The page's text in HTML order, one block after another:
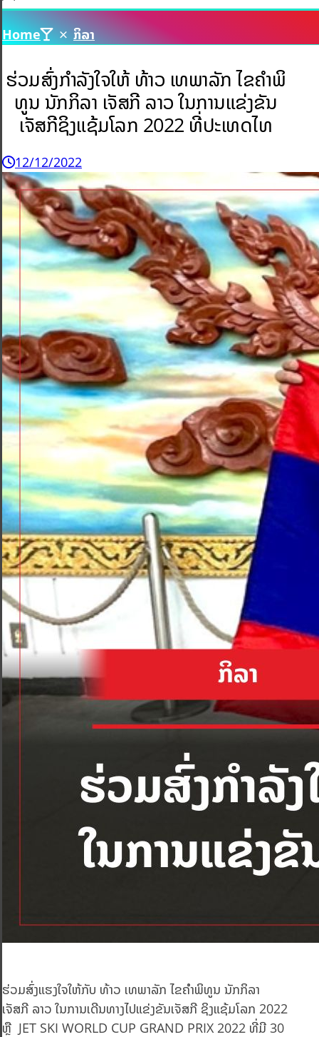
Home ກິລາ
ຮ່ວມສົ່ງກຳລັງໃຈໃຫ້ ທ້າວ ເທພາລັກ ໄຂຄຳພິ
ທູນ ນັກກິລາ ເຈັສກີ ລາວ ໃນການແຂ່ງຂັນ
ເຈັສກີຊິງແຊ້ມໂລກ 2022 ທີ່ປະເທດໄທ
12/12/2022
ຮ່ວມສົ່ງແຮງໃຈໃຫ້ກັບ ທ້າວ ເທພາລັກ ໄຂຄຳພິທູນ ນັກກິລາ
ເຈັສກີ ລາວ ໃນການເດີນທາງໄປແຂ່ງຂັນເຈັສກີ ຊິງແຊ້ມໂລກ 2022
ຫຼື JET SKI WORLD CUP GRAND PRIX 2022 ທີ່ມີ 30